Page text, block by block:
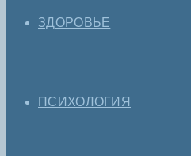
ЗДОРОВЬЕ
ПСИХОЛОГИЯ